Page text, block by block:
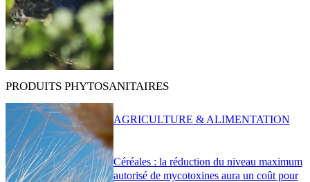
PRODUITS PHYTOSANITAIRES
Céréales : la réduction du niveau maximum
autorisé de mycotoxines aura un coût pour
AGRICULTURE & ALIMENTATION